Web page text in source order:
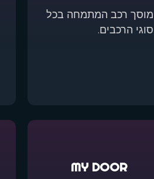
מוסך רכב המתמחה בכל
סוגי הרכבים.
MY DOOR